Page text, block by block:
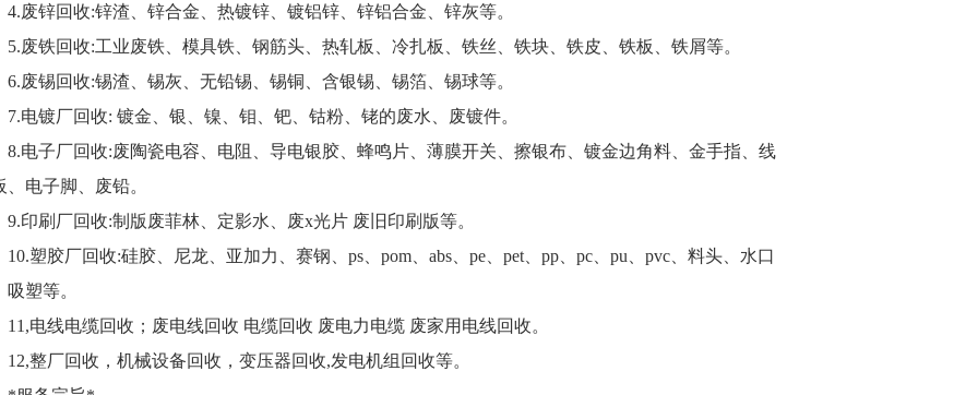
锌回收:锌渣、锌合金、热镀锌、镀铝锌、锌铝合金、锌灰等。
铁回收:工业废铁、模具铁、钢筋头、热轧板、冷扎板、铁丝、铁块、铁皮、铁板、铁屑等。
锡回收:锡渣、锡灰、无铅锡、锡铜、含银锡、锡箔、锡球等。
镀厂回收: 镀金、银、镍、钼、钯、钴粉、铑的废水、废镀件。
子厂回收:废陶瓷电容、电阻、导电银胶、蜂鸣片、薄膜开关、擦银布、镀金边角料、金手指、线
、电子脚、废铅。
刷厂回收:制版废菲林、定影水、废x光片 废旧印刷版等。
塑胶厂回收:硅胶、尼龙、亚加力、赛钢、ps、pom、abs、pe、pet、pp、pc、pu、pvc、料头、水口
吸塑等。
电线电缆回收；废电线回收 电缆回收 废电力电缆 废家用电线回收。
整厂回收，机械设备回收，变压器回收,发电机组回收等。